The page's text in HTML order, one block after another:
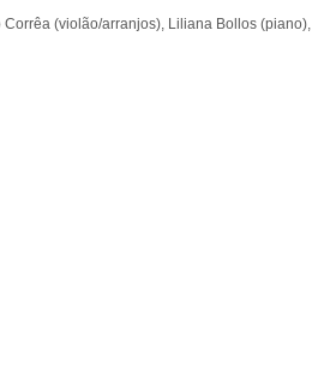
(violão/arranjos), Liliana Bollos (piano),